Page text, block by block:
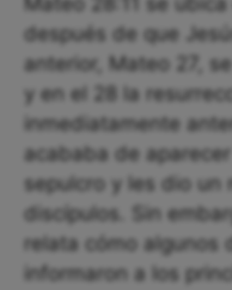
después de que
anterior, Mateo 27,
y en el 28 la
inmediatamente
acababa de
sepulcro y les dio un
discípulos. Sin
relata cómo algunos
informaron a los